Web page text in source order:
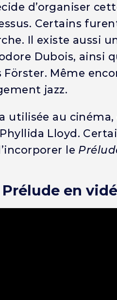
d’organiser
Certains
Il existe aussi
Dubois,
Förster. Même
jazz.
utilisée au
Lloyd.
le
en